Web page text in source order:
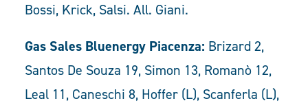
Bossi, Krick, Salsi. All. Giani.
Gas Sales Bluenergy Piacenza: Brizard 2,
Santos De Souza 19, Simon 13, Romanò 12,
Leal 11, Caneschi 8, Hoffer (L), Scanferla (L),